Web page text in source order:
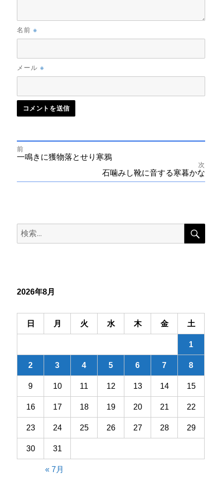
名前※
メール※
投
ゲ
ン
前
前
一鳴きに獲物落とせり寒鴉
次
石噛みし靴に音する寒暮かな
検
索:
検
2026年8月
日 月 火 水 木 金 土
1
2 3 4 5 6 7 8
9 10 11 12 13 14 15
16 17 18 19 20 21 22
23 24 25 26 27 28 29
30 31
« 7月